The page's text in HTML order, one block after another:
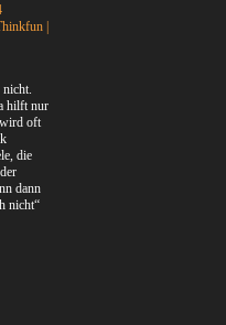
|
hilft nur
oft
die
dann
nicht“